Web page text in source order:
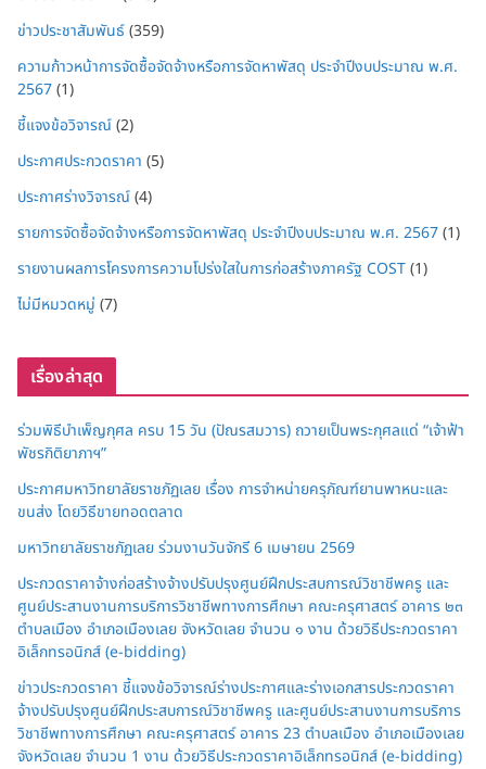
ข่าวประชาสัมพันธ์(359)
ความก้าวหน้าการจัดซื้อจัดจ้างหรือการจัดหาพัสดุ ประจำปีงบประมาณ พ.ศ.
2567(1)
ชี้แจงข้อวิจารณ์(2)
ประกาศประกวดราคา (5)
ประกาศร่างวิจารณ์(4)
รายการจัดซื้อจัดจ้างหรือการจัดหาพัสดุ ประจำปีงบประมาณ พ.ศ. 2567(1)
รายงานผลการโครงการความโปร่งใสในการก่อสร้างภาครัฐ COST(1)
ไม่มีหมวดหมู่ (7)
เรื่องล่าสุด
ร่วมพิธีบำเพ็ญกุศล ครบ 15 วัน (ปัณรสมวาร) ถวายเป็นพระกุศลแด่ “เจ้าฟ้า
พัชรกิติยาภาฯ”
ประกาศมหาวิทยาลัยราชภัฏเลย เรื่อง การจำหน่ายครุภัณฑ์ยานพาหนะและ
ขนส่ง โดยวิธีขายทอดตลาด
มหาวิทยาลัยราชภัฏเลย ร่วมงานวันจักรี 6 เมษายน 2569
ประกวดราคาจ้างก่อสร้างจ้างปรับปรุงศูนย์ฝึกประสบการณ์วิชาชีพครู และ
ศูนย์ประสานงานการบริการวิชาชีพทางการศึกษา คณะครุศาสตร์ อาคาร ๒๓
ตำบลเมือง อำเภอเมืองเลย จังหวัดเลย จำนวน ๑ งาน ด้วยวิธีประกวดราคา
อิเล็กทรอนิกส์ (e-bidding)
ข่าวประกวดราคา ชี้แจงข้อวิจารณ์ร่างประกาศและร่างเอกสารประกวดราคา
จ้างปรับปรุงศูนย์ฝึกประสบการณ์วิชาชีพครู และศูนย์ประสานงานการบริการ
วิชาชีพทางการศึกษา คณะครุศาสตร์ อาคาร 23 ตำบลเมือง อำเภอเมืองเลย
จังหวัดเลย จำนวน 1 งาน ด้วยวิธีประกวดราคาอิเล็กทรอนิกส์ (e-bidding)